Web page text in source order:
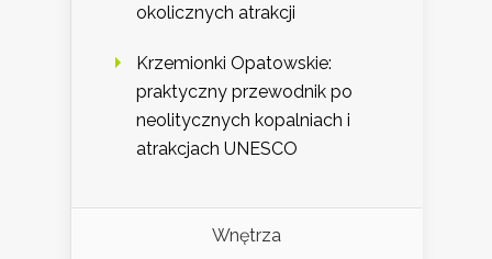
okolicznych atrakcji
Krzemionki Opatowskie:
praktyczny przewodnik po
neolitycznych kopalniach i
atrakcjach UNESCO
Wnętrza